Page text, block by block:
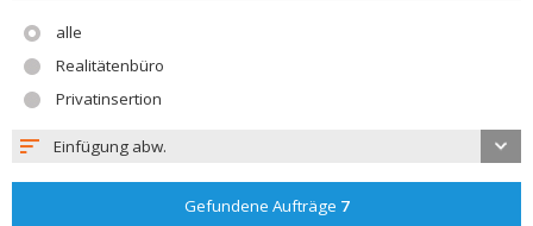
alle
Realitätenbüro
Privatinsertion
Einfügung abw.
Gefundene Aufträge 7